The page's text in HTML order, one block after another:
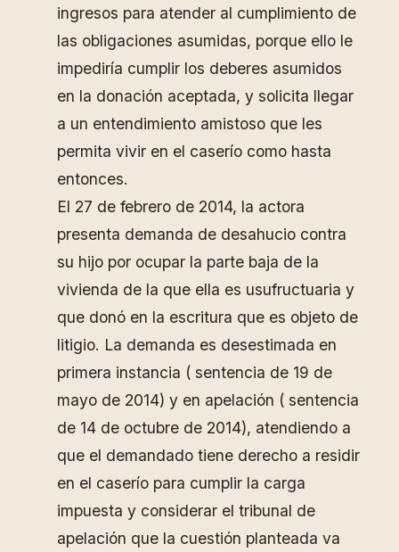
ingresos para atender al cumplimiento de
las obligaciones asumidas, porque ello le
impediría cumplir los deberes asumidos
en la donación aceptada, y solicita llegar
a un entendimiento amistoso que les
permita vivir en el caserío como hasta
entonces.
El 27 de febrero de 2014, la actora
presenta demanda de desahucio contra
su hijo por ocupar la parte baja de la
vivienda de la que ella es usufructuaria y
que donó en la escritura que es objeto de
litigio. La demanda es desestimada en
primera instancia ( sentencia de 19 de
mayo de 2014) y en apelación ( sentencia
de 14 de octubre de 2014), atendiendo a
que el demandado tiene derecho a residir
en el caserío para cumplir la carga
impuesta y considerar el tribunal de
apelación que la cuestión planteada va